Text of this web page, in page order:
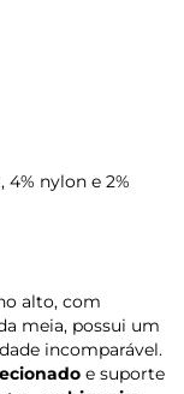
4% nylon e 2%
alto, com
meia, possui um
incomparável.
e suporte